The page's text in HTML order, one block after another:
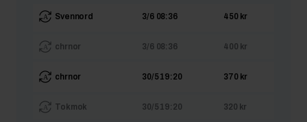
Svennord 3/6 08:36 450 kr
chrnor 3/6 08:36 400 kr
chrnor 30/5 19:20 370 kr
Tokmok 30/5 19:20 320 kr